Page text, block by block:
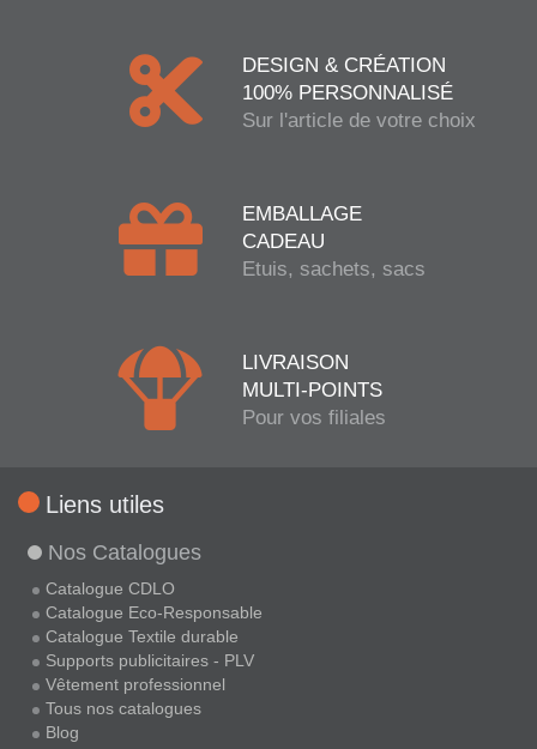
DESIGN & CRÉATION
100% PERSONNALISÉ
Sur l'article de votre choix
EMBALLAGE
CADEAU
Etuis, sachets, sacs
LIVRAISON
MULTI-POINTS
Pour vos filiales
Liens utiles
Nos Catalogues
Catalogue CDLO
Catalogue Eco-Responsable
Catalogue Textile durable
Supports publicitaires - PLV
Vêtement professionnel
Tous nos catalogues
Blog